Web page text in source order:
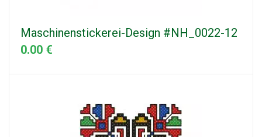
Maschinenstickerei-Design #NH_0022-12
0.00 €